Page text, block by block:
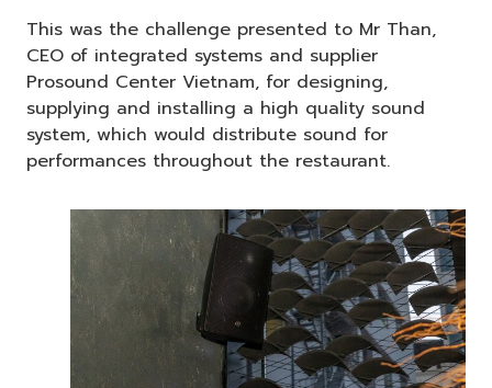
This was the challenge presented to Mr Than,
CEO of integrated systems and supplier
Prosound Center Vietnam, for designing,
supplying and installing a high quality sound
system, which would distribute sound for
performances throughout the restaurant.